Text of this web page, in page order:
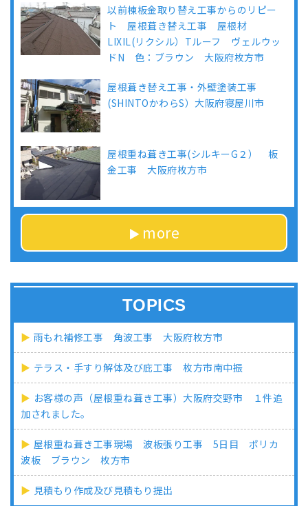
以前棟板金取り替え工事からのリピー
ト 屋根葺き替え工事 屋根材
LIXIL(リクシル）Tルーフ ヴェルウッ
ドN 色：ブラウン 大阪府枚方市
屋根葺き替え工事・外壁塗装工事
(SHINTOかわらS）大阪府寝屋川市
屋根重ね葺き工事(シルキーG２） 板
金工事 大阪府枚方市
more
TOPICS
雨もれ補修工事 角波工事 大阪府枚方市
テラス・手すり解体及び庇工事 枚方市南中振
お客様の声（屋根重ね葺き工事）大阪府交野市 １件追
加されました。
屋根重ね葺き工事現場 波板張り工事 5日目 ポリカ
波板 ブラウン 枚方市
見積もり作成及び見積もり提出